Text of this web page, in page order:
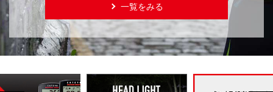
一覧をみる